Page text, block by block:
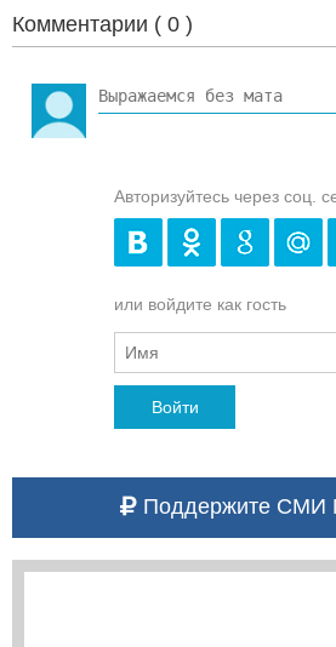
Комментарии ( 0 )
Авторизуйтесь через соц.
или войдите как гость
Войти
Поддержите СМИ